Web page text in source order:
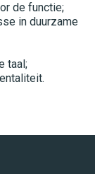
de functie;
in duurzame
taal;